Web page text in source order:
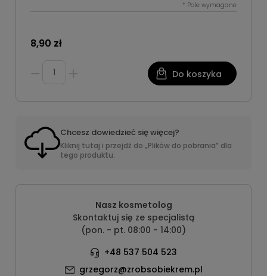
* Pole wymagane
8,90 zł
Do koszyka
Chcesz dowiedzieć się więcej?
Kliknij tutaj i przejdź do „Plików do pobrania” dla
tego produktu.
Nasz kosmetolog
Skontaktuj się ze specjalistą
(pon. - pt. 08:00 - 14:00)
+48 537 504 523
grzegorz@zrobsobiekrem.pl